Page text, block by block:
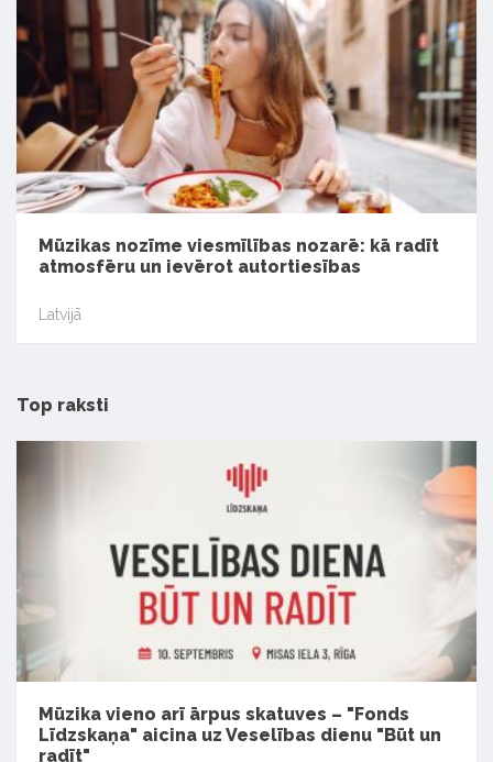
Mūzikas nozīme viesmīlības nozarē: kā radīt
atmosfēru un ievērot autortiesības
Latvijā
Top raksti
Mūzika vieno arī ārpus skatuves – "Fonds
Līdzskaņa" aicina uz Veselības dienu "Būt un
radīt"